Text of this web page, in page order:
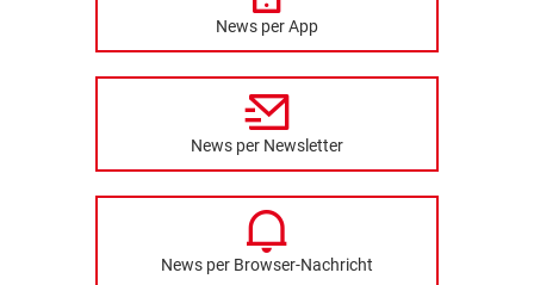
News per App
News per Newsletter
News per Browser-Nachricht